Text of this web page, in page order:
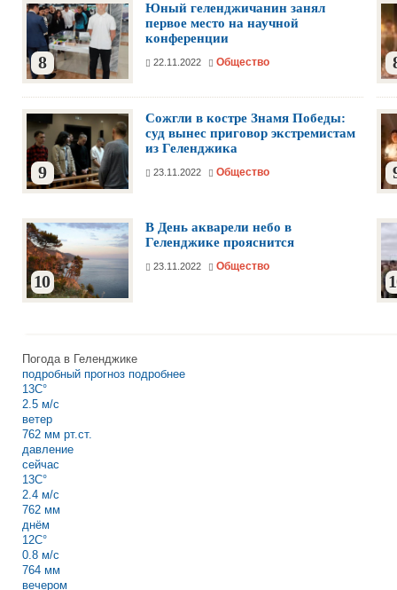
8
Юный геленджичанин занял
первое место на научной
конференции
22.11.2022 Общество
9
Сожгли в костре Знамя Победы:
суд вынес приговор экстремистам
из Геленджика
23.11.2022 Общество
10
В День акварели небо в
Геленджике прояснится
23.11.2022 Общество
Погода в Геленджике
подробный прогноз подробнее
13C°
2.5 м/с
ветер
762 мм рт.ст.
давление
сейчас
13C°
2.4 м/с
762 мм
днём
12C°
0.8 м/с
764 мм
вечером